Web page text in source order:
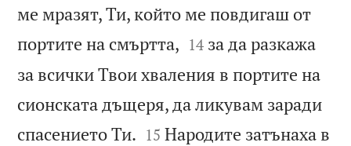
ме мразят, Ти, който ме повдигаш от
портите на смъртта, 

14 за да разкажа
за всички Твои хваления в портите на
сионската дъщеря, да ликувам заради
спасението Ти. 

15 Народите затънаха в